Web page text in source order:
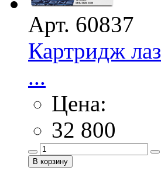
Арт. 60837
Картридж
...
Цена:
32 800